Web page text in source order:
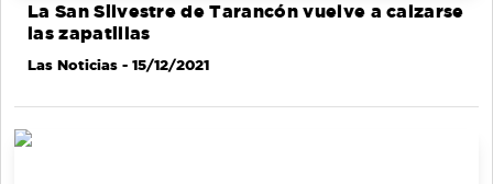
La San Silvestre de Tarancón vuelve a calzarse
las zapatillas
Las Noticias - 15/12/2021